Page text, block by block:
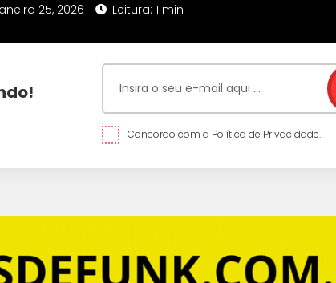
25, 2026 Leitura: 1 min
Concordo com a Política de Privacidade.